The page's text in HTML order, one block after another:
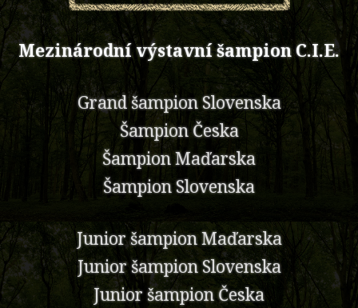
Mezinárodní výstavní šampion C.I.E.
Grand šampion Slovenska
Šampion Česka
Šampion Maďarska
Šampion Slovenska
Junior šampion Maďarska
Junior šampion Slovenska
Junior šampion Česka